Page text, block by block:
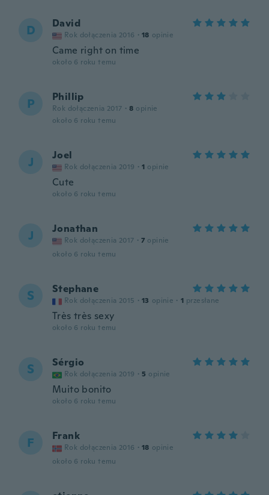
D David
Rok dołączenia 2016 · 18 opinie
Came right on time
około 6 roku temu
P Phillip
Rok dołączenia 2017 · 8 opinie
około 6 roku temu
J Joel
Rok dołączenia 2019 · 1 opinie
Cute
około 6 roku temu
J Jonathan
Rok dołączenia 2017 · 7 opinie
około 6 roku temu
S Stephane
Rok dołączenia 2015 · 13 opinie · 1 przesłane
Très très sexy
około 6 roku temu
S Sérgio
Rok dołączenia 2019 · 5 opinie
Muito bonito
około 6 roku temu
F Frank
Rok dołączenia 2016 · 18 opinie
około 6 roku temu